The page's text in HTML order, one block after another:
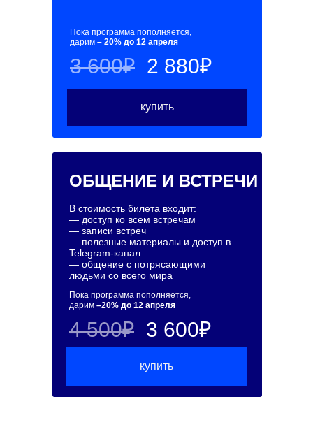
ОБЩЕНИЕ И ВСТРЕЧИ
4 500₽
купить
В стоимость билета входит:
— доступ ко всем встречам
— записи встреч
— полезные материалы и доступ в
Telegram-канал
— общение с потрясающими
людьми со всего мира
Пока программа пополняется,
дарим –20% до 12 апреля
3 600₽
2 880₽
Пока программа пополняется,
дарим – 20% до 12 апреля
купить
3 600₽